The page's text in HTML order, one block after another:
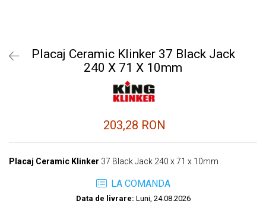
Placaj Ceramic Klinker 37 Black Jack
240 X 71 X 10mm
203,28 RON
Placaj Ceramic Klinker 37 Black Jack 240 x 71 x 10mm
LA COMANDA
Data de livrare: Luni, 24.08.2026